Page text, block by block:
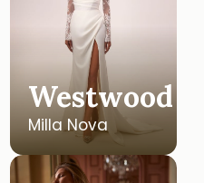
Westwood
Milla Nova